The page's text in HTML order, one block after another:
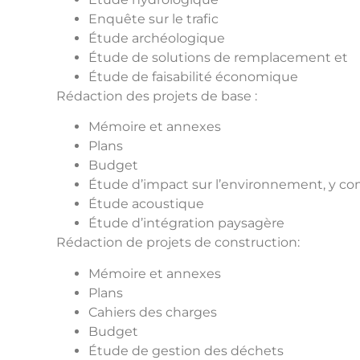
Enquête sur le trafic
Étude archéologique
Étude de solutions de remplacement et
Étude de faisabilité économique
Rédaction des projets de base :
Mémoire et annexes
Plans
Budget
Étude d’impact sur l’environnement, y
Étude acoustique
Étude d’intégration paysagère
Rédaction de projets de construction:
Mémoire et annexes
Plans
Cahiers des charges
Budget
Étude de gestion des déchets